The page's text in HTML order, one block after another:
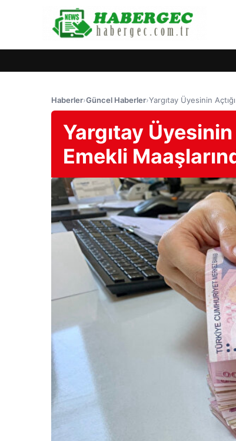
Haberler›Güncel Haberler›Yargıtay Üyesinin
Yargıtay
Emekli